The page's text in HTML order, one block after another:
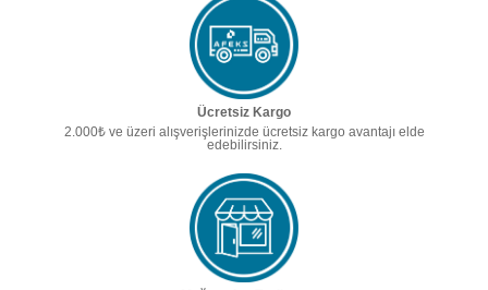
Ücretsiz Kargo
2.000₺ ve üzeri alışverişlerinizde ücretsiz kargo avantajı elde
edebilirsiniz.